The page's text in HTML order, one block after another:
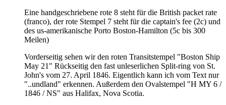
Eine handgeschriebene rote 8 steht für die British packet rate
(franco), der rote Stempel 7 steht für die captain's fee (2c) und
des us-amerikanische Porto Boston-Hamilton (5c bis 300
Meilen)
Vorderseitig sehen wir den roten Transitstempel "Boston Ship
May 21" Rückseitig den fast unleserlichen Split-ring von St.
John's vom 27. April 1846. Eigentlich kann ich vom Text nur
"..undland" erkennen. Außerdem den Ovalstempel "H MY 6 /
1846 / NS" aus Halifax, Nova Scotia.